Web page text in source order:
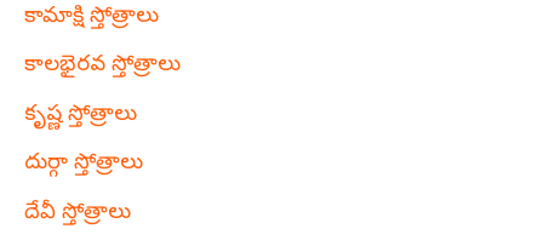
కామాక్షి స్తోత్రాలు
కాలభైరవ స్తోత్రాలు
కృష్ణ స్తోత్రాలు
దుర్గా స్తోత్రాలు
దేవీ స్తోత్రాలు